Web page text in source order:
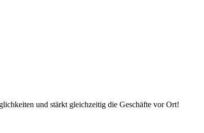
und stärkt gleichzeitig die Geschäfte vor Ort!